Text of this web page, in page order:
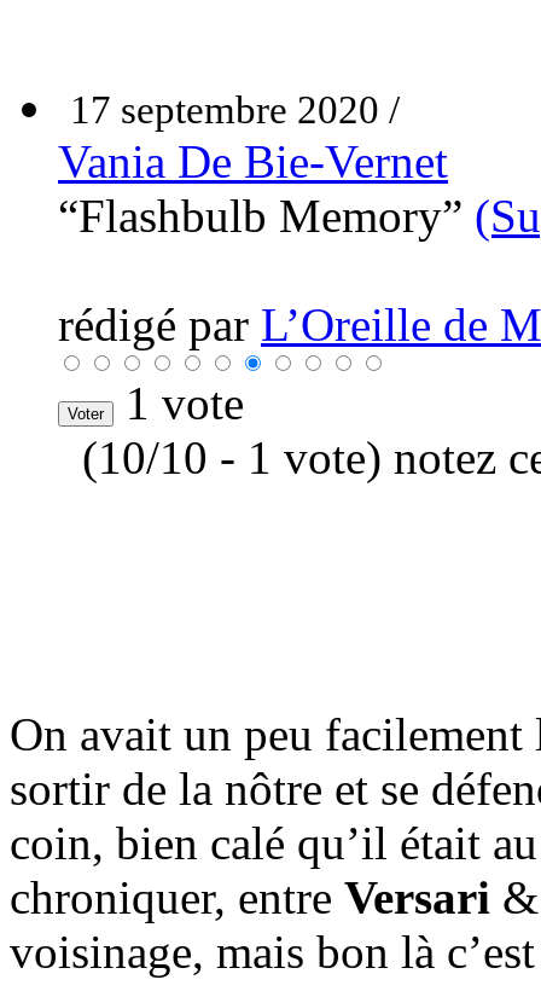
17 septembre 2020 /
Vania De Bie-Vernet
“Flashbulb Memory”
rédigé par L’Oreille de
1 vote
(10/10 - 1 vote) notez
On avait un peu facilement
sortir de la nôtre et se
coin, bien calé qu’il était
chroniquer, entre Versari
voisinage, mais bon là